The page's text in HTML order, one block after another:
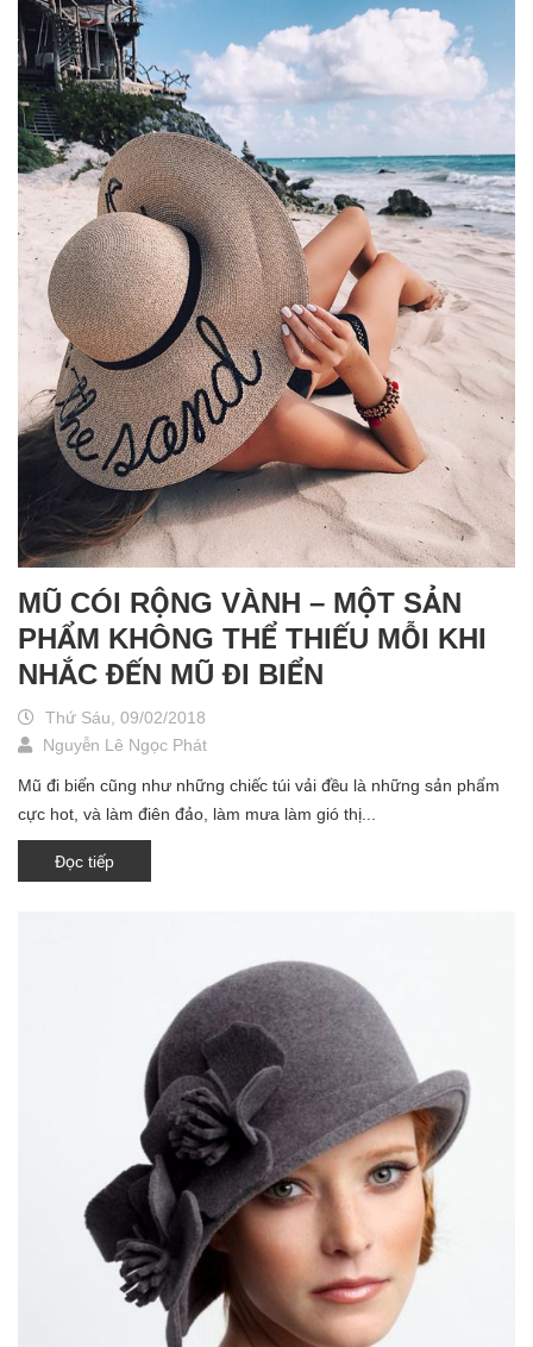
MŨ CÓI RỘNG VÀNH – MỘT SẢN
PHẨM KHÔNG THỂ THIẾU MỖI KHI
NHẮC ĐẾN MŨ ĐI BIỂN
Thứ Sáu, 09/02/2018
Nguyễn Lê Ngọc Phát
Mũ đi biển cũng như những chiếc túi vải đều là những sản phẩm
cực hot, và làm điên đảo, làm mưa làm gió thị...
Đọc tiếp